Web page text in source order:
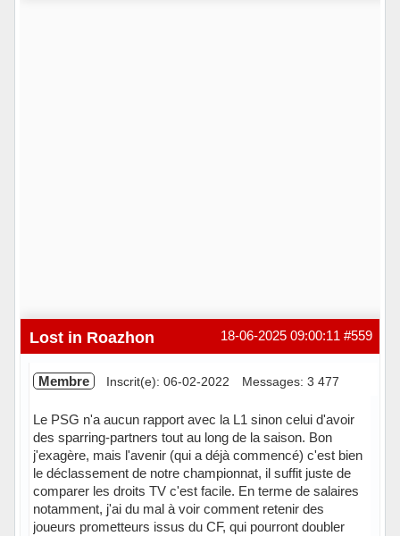
#559
18-06-2025 09:00:11
Lost in Roazhon
Membre Inscrit(e): 06-02-2022 Messages: 3 477
Le PSG n'a aucun rapport avec la L1 sinon celui d'avoir
des sparring-partners tout au long de la saison. Bon
j'exagère, mais l'avenir (qui a déjà commencé) c'est bien
le déclassement de notre championnat, il suffit juste de
comparer les droits TV c'est facile. En terme de salaires
notamment, j'ai du mal à voir comment retenir des
joueurs prometteurs issus du CF, qui pourront doubler